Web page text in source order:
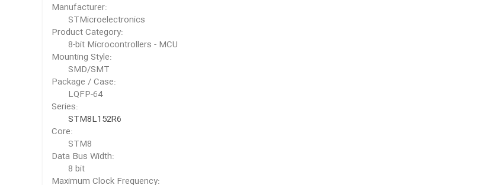
Manufacturer:
STMicroelectronics
Product Category:
8-bit Microcontrollers - MCU
Mounting Style:
SMD/SMT
Package / Case:
LQFP-64
Series:
STM8L152R6
Core:
STM8
Data Bus Width:
8 bit
Maximum Clock Frequency: